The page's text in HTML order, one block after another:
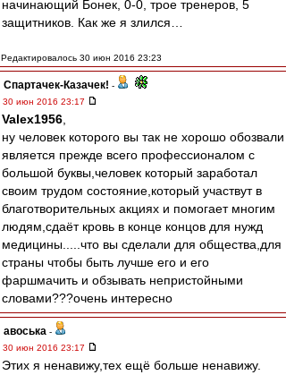
начинающий Бонек, 0-0, трое тренеров, 5
защитников. Как же я злился…
Редактировалось 30 июн 2016 23:23
Спартачек-Казачек! -
30 июн 2016 23:17
Valex1956
ну человек которого вы так не хорошо обозвали
является прежде всего профессионалом с
большой буквы,человек который заработал
своим трудом состояние,который участвут в
благотворительных акциях и помогает многим
людям,сдаёт кровь в конце концов для нужд
медицины.....что вы сделали для общества,для
страны чтобы быть лучше его и его
фаршмачить и обзывать непристойными
словами???очень интересно
авоська -
30 июн 2016 23:17
Этих я ненавижу,тех ещё больше ненавижу.